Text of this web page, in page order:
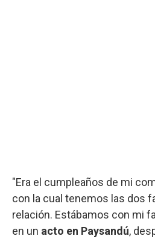
"Era el cumpleaños de mi
con la cual tenemos las dos
relación. Estábamos con mi
en un acto en Paysandú,